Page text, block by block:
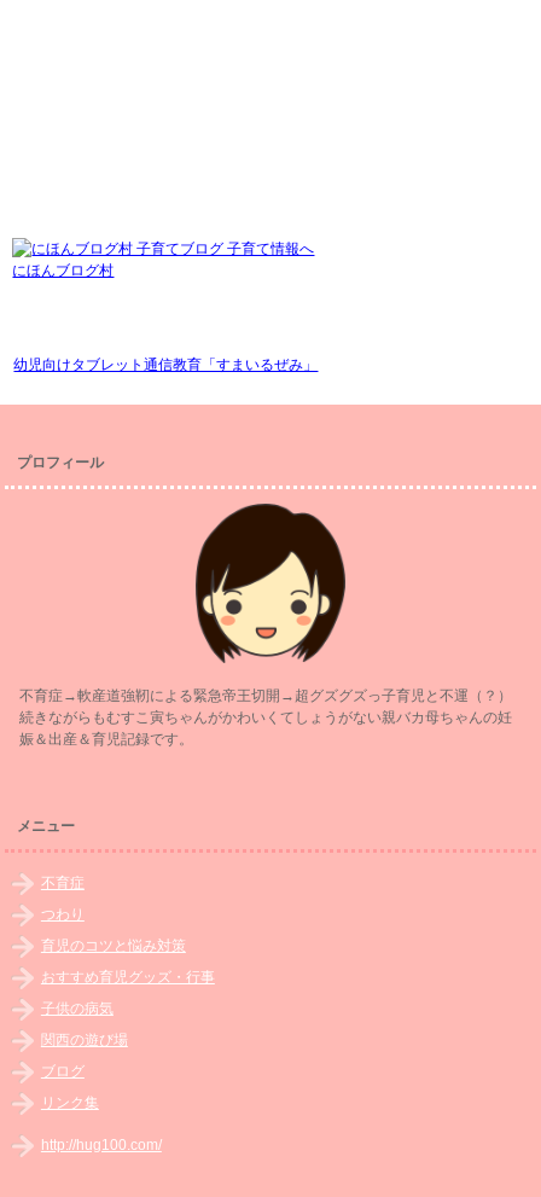
にほんブログ村
幼児向けタブレット通信教育「すまいるぜみ」
プロフィール
不育症→軟産道強靭による緊急帝王切開→超グズグズっ子育児と不運（？）
続きながらもむすこ寅ちゃんがかわいくてしょうがない親バカ母ちゃんの妊
娠＆出産＆育児記録です。
メニュー
不育症
つわり
育児のコツと悩み対策
おすすめ育児グッズ・行事
子供の病気
関西の遊び場
ブログ
リンク集
http://hug100.com/